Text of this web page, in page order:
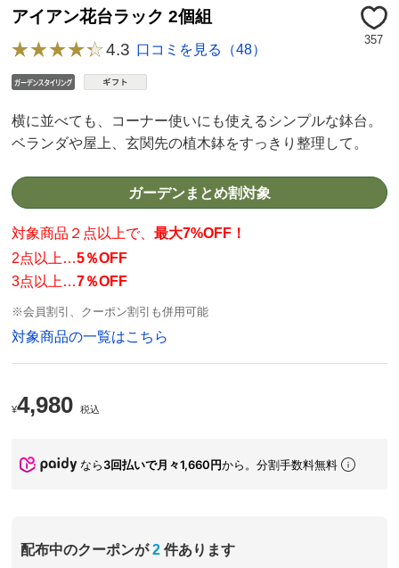
アイアン花台ラック 2個組
357
4.3 口コミを見る（48）
横に並べても、コーナー使いにも使えるシンプルな鉢台。
ベランダや屋上、玄関先の植木鉢をすっきり整理して。
ガーデンまとめ割対象
対象商品２点以上で、最大7%OFF！
2点以上…5％OFF
3点以上…7％OFF
※会員割引、クーポン割引も併用可能
対象商品の一覧はこちら
¥4,980 税込
なら3回払いで月々1,660円から。分割手数料無料
配布中のクーポンが 2 件あります